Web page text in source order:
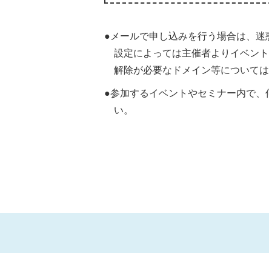
●メールで申し込みを行う場合は、迷
設定によっては主催者よりイベン
解除が必要なドメイン等について
●参加するイベントやセミナー内で
い。